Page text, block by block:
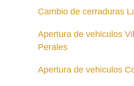
Cambio de cerraduras
Apertura de vehiculos
Perales
Apertura de vehiculos